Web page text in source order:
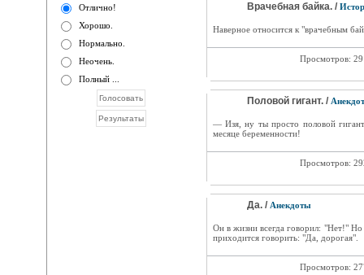
Отлично!
Хорошо.
Нормально.
Неочень.
Полный ...
Врачебная байка. /
Наверное относится к "врачебным
Просмотров:
Половой гигант. /
— Изя, ну ты просто половой
месяце беременности!
Просмотров:
Да. / Анекдоты
Он в жизни всегда говорил: "Нет!" Но
приходится говорить: "Да, дорогая".
Просмотров: